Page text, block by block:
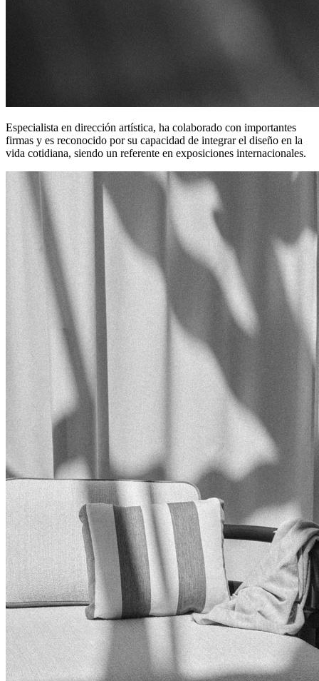
Especialista en dirección artística, ha colaborado con importantes
firmas y es reconocido por su capacidad de integrar el diseño en la
vida cotidiana, siendo un referente en exposiciones internacionales.